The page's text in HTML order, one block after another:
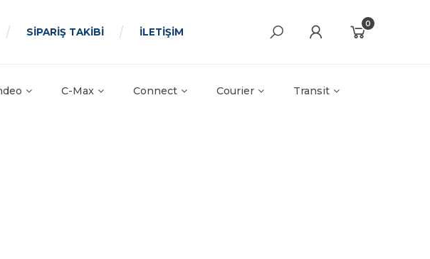
SİPARİŞ TAKİBİ İLETİŞİM
0
C-Max Connect Courier Transit